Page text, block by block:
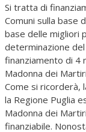
Si tratta di
Comuni sulla base
base delle migliori
determinazione
finanziamento di 4
Madonna dei
Come si ricorderà,
la Regione Puglia
Madonna dei
finanziabile.